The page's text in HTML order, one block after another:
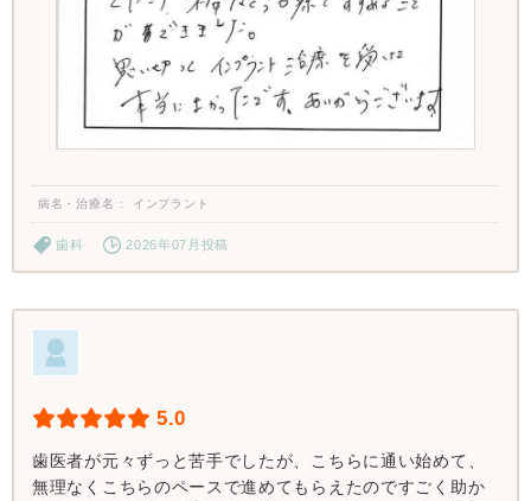
病名・治療名 インプラント
歯科 2026年07月投稿
5.0
歯医者が元々ずっと苦手でしたが、こちらに通い始めて、
無理なくこちらのペースで進めてもらえたのですごく助か